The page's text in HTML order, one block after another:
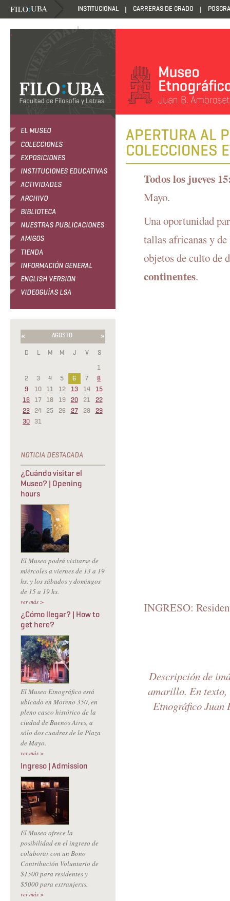
INSTITUCIONAL CARRERAS DE GRADO
DANZANTES DE LA LUZ
.
EL MUSEO
COLECCIONES
EXPOSICIONES
INSTITUCIONES EDUCATIVAS
ACTIVIDADES
ARCHIVO
BIBLIOTECA
NUESTRAS PUBLICACIONES
AMIGOS
TIENDA
INFORMACIÓN GENERAL
ENGLISH VERSION
VIDEOGUÍAS LSA
« AGOSTO »
D L M M J V
S
1
2
3 4 5 6 7
8
9
10 11 12 13 14
15
16 17 18 19 20 21
22
23 24 25 26 27 28
29
30 31
¿Cuándo visitar el
Museo? | Opening
hours
El Museo podrá visitarse de
miércoles a viernes de 13 a 19
hs. y los sábados y domingos
de 15 a 19 hs.
ver más >
¿Cómo llegar? | How to
get here?
El Museo Etnográfico está
ubicado en Moreno 350, en
pleno casco histórico de la
ciudad de Buenos Aires, a
sólo dos cuadras de la Plaza
de Mayo.
ver más >
Ingreso | Admission
El Museo ofrece la
posibilidad en el ingreso de
colaborar con un Bono
Contribución Voluntario de
$1500 para residentes y
$5000 para extranjerxs.
ver más >
APERTURA AL
COLECCIONES
Todos los jueves
Mayo.
Una oportunidad
tallas africanas y
objetos de culto de
continentes.
INGRESO:
Descripción de
amarillo. En texto,
Etnográfico Juan